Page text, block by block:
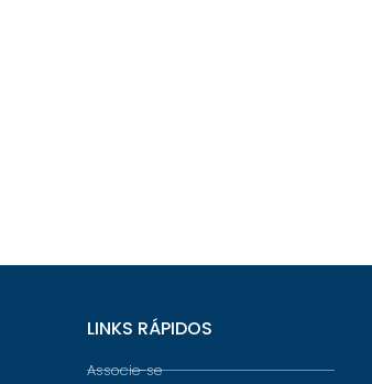
LINKS RÁPIDOS
Associe-se